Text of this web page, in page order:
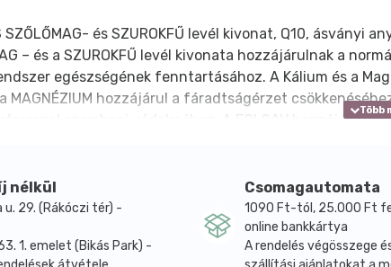
SZŐLŐMAG- és SZUROKFŰ levél kivonat, Q10, ásványi
– és a SZUROKFŰ levél kivonata hozzájárulnak a
egészségének fenntartásához. A Kálium és a
MAGNÉZIUM hozzájárul a fáradtságérzet
szembeni védelméhez. A FOLSAV hozzájárul
mg
nélkül
u. 29. (Rákóczi tér) -
1. emelet (Bikás Park) -
Csomagautomata
1090 Ft-tól, 25.000 Ft
online bankkártya
A rendelés végösszege